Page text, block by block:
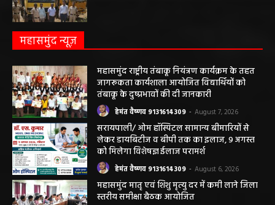
महासमुंद न्यूज़
महासमुंद राष्ट्रीय तंबाकू नियंत्रण कार्यक्रम के तहत
जागरूकता कार्यशाला आयोजित विद्यार्थियों को
तंबाकू के दुष्प्रभावों की दी जानकारी
हेमंत वैष्णव 9131614309 - August 7, 2026
सरायपाली/ ओम हॉस्पिटल सामान्य बीमारियों से
लेकर डायबिटीज व बीपी तक का इलाज, 9 अगस्त
को मिलेगा विशेषज्ञ ईलाज परामर्श
हेमंत वैष्णव 9131614309 - August 6, 2026
महासमुंद मातृ एवं शिशु मृत्यु दर में कमी लाने जिला
स्तरीय समीक्षा बैठक आयोजित